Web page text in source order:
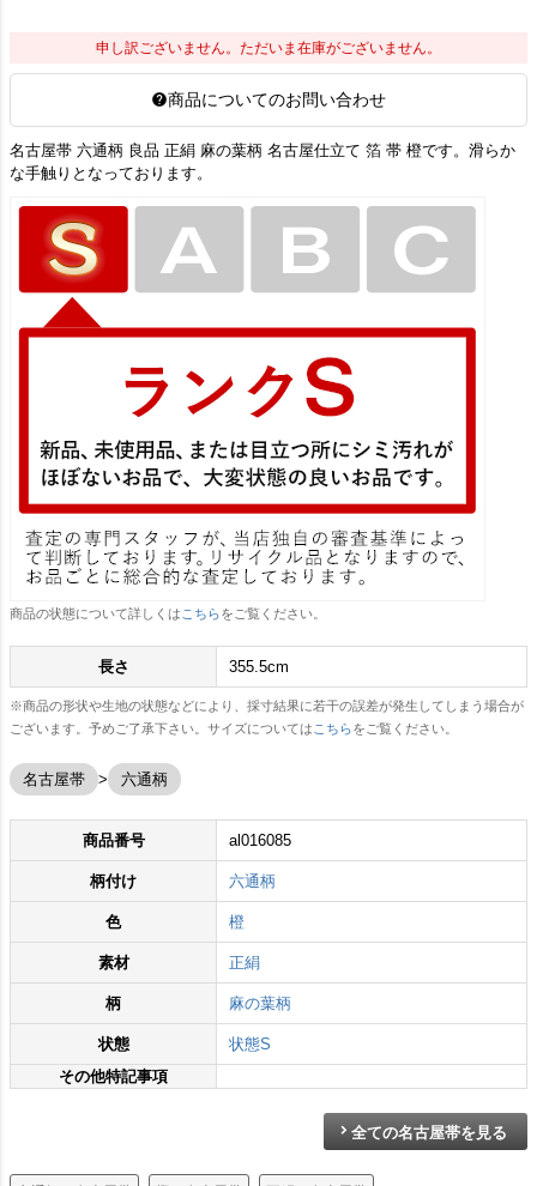
申し訳ございません。ただいま在庫がございません。
商品についてのお問い合わせ
名古屋帯 六通柄 良品 正絹 麻の葉柄 名古屋仕立て 箔 帯 橙です。滑らか
な手触りとなっております。
商品の状態について詳しくは こちらをご覧ください。
長さ 355.5cm
※商品の形状や生地の状態などにより、採寸結果に若干の誤差が発生してしまう場合が
ございます。予めご了承下さい。サイズについては こちらをご覧ください。
名古屋帯 六通柄
商品番号 al016085
柄付け 六通柄
色 橙
素材 正絹
柄 麻の葉柄
状態
状態S
その他特記事項
全ての名古屋帯を見る